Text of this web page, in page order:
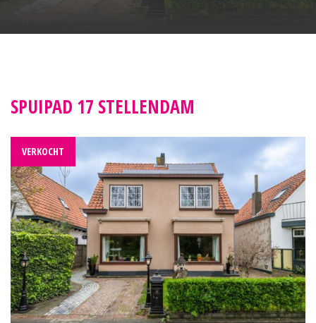
SPUIPAD 17 STELLENDAM
VERKOCHT